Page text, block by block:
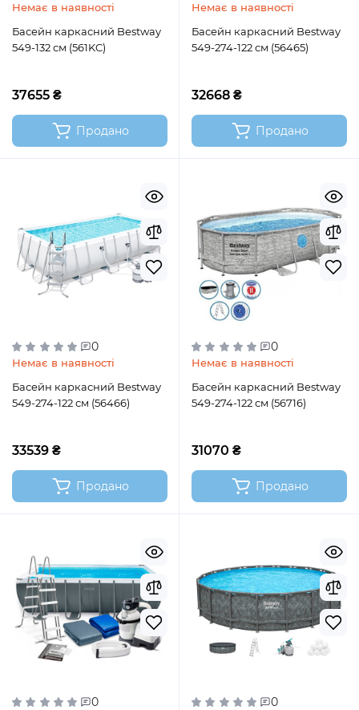
Немає в наявності
Басейн каркасний Bestway
549-132 см (561KC)
37655 ₴
Продано
Немає в наявності
Басейн каркасний Bestway
549-274-122 см (56465)
32668 ₴
Продано
0
Немає в наявності
Басейн каркасний Bestway
549-274-122 см (56466)
33539 ₴
Продано
0
Немає в наявності
Басейн каркасний Bestway
549-274-122 см (56716)
31070 ₴
Продано
0 0